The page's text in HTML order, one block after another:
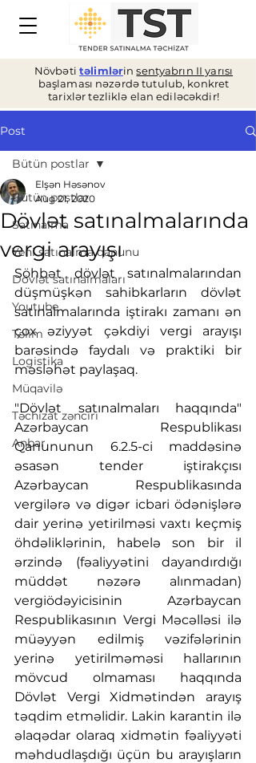
Növbəti təlimlərinsentyabrın II yarısı
başlaması nəzərdə tutulub, konkret
tarixlər tezliklə elan ediləcəkdir!
Post
Bütün postlar
Satınalma
Yeni satınalma qanunu
Dövlət satınalmaları
Youtube
Təlim
Logistika
Müqavilə
Təchizat zənciri
Anbar
Bütün postlar
Dövlət satınalmalarında
vergi arayışı
Elşən Həsənov
Aug 21, 2020
Söhbət dövlət satınalmalarından
düşmüşkən sahibkarların dövlət
satınalmalarında iştirakı zamanı ən
çox əziyyət çəkdiyi vergi arayışı
barəsində faydalı və praktiki bir
məsləhət paylaşaq.
"Dövlət satınalmaları haqqında"
Azərbaycan Respublikası
Qanununun 6.2.5-ci maddəsinə
əsasən tender iştirakçısı
Azərbaycan Respublikasında
vergilərə və digər icbari ödənişlərə
dair yerinə yetirilməsi vaxtı keçmiş
öhdəliklərinin, habelə son bir il
ərzində (fəaliyyətini dayandırdığı
müddət nəzərə alınmadan)
vergiödəyicisinin Azərbaycan
Respublikasının Vergi Məcəlləsi ilə
müəyyən edilmiş vəzifələrinin
yerinə yetirilməməsi hallarının
mövcud olmaması haqqında
Dövlət Vergi Xidmətindən arayış
təqdim etməlidir. Lakin karantin ilə
əlaqədar olaraq xidmətin fəaliyyəti
məhdudlaşdığı üçün bu arayışların